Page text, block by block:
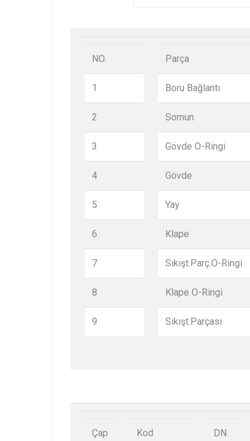
NO.
1
2
3
4
5
6
7
8
9
Parça
Boru Bağlantı
Somun
Gövde O-Ringi
Gövde
Yay
Klape
Sıkışt.Parç.O-Ringi
Klape O-Ringi
Sıkışt.Parçası
Çap Kod DN